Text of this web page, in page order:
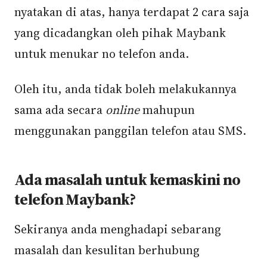
nyatakan di atas, hanya terdapat 2 cara saja
yang dicadangkan oleh pihak Maybank
untuk menukar no telefon anda.
Oleh itu, anda tidak boleh melakukannya
sama ada secara onlinemahupun
menggunakan panggilan telefon atau SMS.
Ada masalah untuk kemaskini no
telefon Maybank?
Sekiranya anda menghadapi sebarang
masalah dan kesulitan berhubung